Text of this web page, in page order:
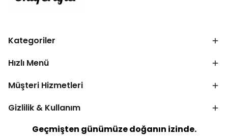
Kategoriler
Hızlı Menü
Müşteri Hizmetleri
Gizlilik & Kullanım
Geçmişten günümüze doğanın izinde.